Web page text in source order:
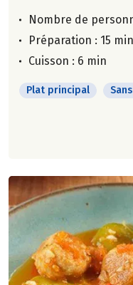
Nombre de
Préparation : 15 min
Cuisson : 6 min
Plat principal